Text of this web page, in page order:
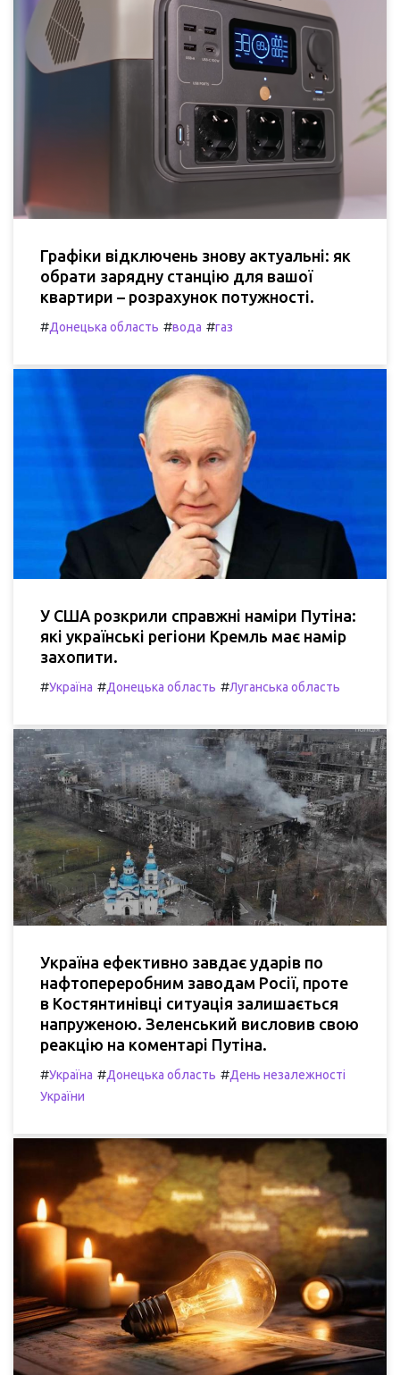
Графіки відключень знову актуальні: як
обрати зарядну станцію для вашої
квартири – розрахунок потужності.
#Донецька область #вода #газ
У США розкрили справжні наміри Путіна:
які українські регіони Кремль має намір
захопити.
#Україна #Донецька область #Луганська область
Україна ефективно завдає ударів по
нафтопереробним заводам Росії, проте
в Костянтинівці ситуація залишається
напруженою. Зеленський висловив свою
реакцію на коментарі Путіна.
#Україна #Донецька область #День незалежності
України